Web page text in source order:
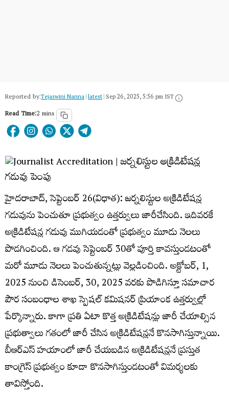
Reported by:Tejaswini Nanna|latest|Sep 26, 2025, 5:56 pm IST
Read Time:2 mins
హైదరాబాద్, సెప్టెంబర్ 26(విధాత): జర్నలిస్టుల అక్రిడిటేషన్ల
గడువును పెంచుతూ ప్రభుత్వం ఉత్తర్వులు జారీచేసింది. ఇదివరకే
అక్రిడిటేషన్ల గడువు ముగియడంతో ప్రభుత్వం మూడు నెలలు
పొడగించింది. ఆ గడవు సెప్టెంబర్ 30తో పూర్తి కావస్తుండటంతో
మరో మూడు నెలలు పెంచుతున్నట్లు వెల్లడించింది. అక్టోబర్, 1,
2025 నుంచి డిసెంబర్, 30, 2025 వరకు పొడిగిస్తూ సమాచార
పౌర సంబంధాల శాఖ స్పెషల్ కమిషనర్ ప్రియాంక ఉత్తర్వుల్లో
పేర్కొన్నారు. కాగా ప్రతి ఏటా కొత్త అక్రిడిటేషన్లు జారీ చేయాల్సిన
ప్రభుత్వాలు గతంలో జారీ చేసిన అక్రిడిటేషన్లనే కొనసాగిస్తున్నాయి.
బీఆర్ఎస్ హయాంలో జారీ చేయబడిన అక్రిడిటేషన్లనే ప్రస్తుత
కాంగ్రెస్ ప్రభుత్వం కూడా కొనసాగిస్తుండటంతో విమర్శలకు
తావిస్తోంది.